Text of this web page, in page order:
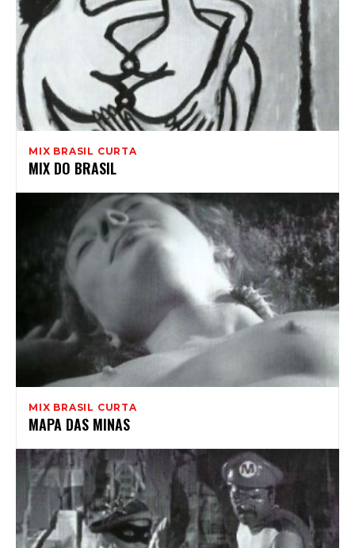
MIX BRASIL CURTA
MIX DO BRASIL
MIX BRASIL CURTA
MAPA DAS MINAS